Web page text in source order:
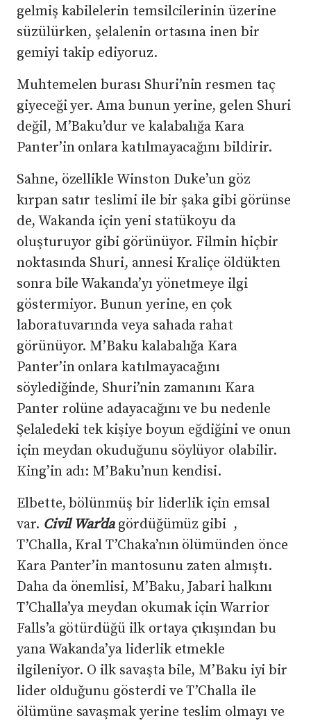
gelmiş kabilelerin temsilcilerinin üzerine
süzülürken, şelalenin ortasına inen bir
gemiyi takip ediyoruz.
Muhtemelen burası Shuri’nin resmen taç
giyeceği yer. Ama bunun yerine, gelen Shuri
değil, M’Baku’dur ve kalabalığa Kara
Panter’in onlara katılmayacağını bildirir.
Sahne, özellikle Winston Duke’un göz
kırpan satır teslimi ile bir şaka gibi görünse
de, Wakanda için yeni statükoyu da
oluşturuyor gibi görünüyor. Filmin hiçbir
noktasında Shuri, annesi Kraliçe öldükten
sonra bile Wakanda’yı yönetmeye ilgi
göstermiyor. Bunun yerine, en çok
laboratuvarında veya sahada rahat
görünüyor. M’Baku kalabalığa Kara
Panter’in onlara katılmayacağını
söylediğinde, Shuri’nin zamanını Kara
Panter rolüne adayacağını ve bu nedenle
Şelaledeki tek kişiye boyun eğdiğini ve onun
için meydan okuduğunu söylüyor olabilir.
King’in adı: M’Baku’nun kendisi.
Elbette, bölünmüş bir liderlik için emsal
var. Civil War’dagördüğümüz gibi ,
T’Challa, Kral T’Chaka’nın ölümünden önce
Kara Panter’in mantosunu zaten almıştı.
Daha da önemlisi, M’Baku, Jabari halkını
T’Challa’ya meydan okumak için Warrior
Falls’a götürdüğü ilk ortaya çıkışından bu
yana Wakanda’ya liderlik etmekle
ilgileniyor. O ilk savaşta bile, M’Baku iyi bir
lider olduğunu gösterdi ve T’Challa ile
ölümüne savaşmak yerine teslim olmayı ve